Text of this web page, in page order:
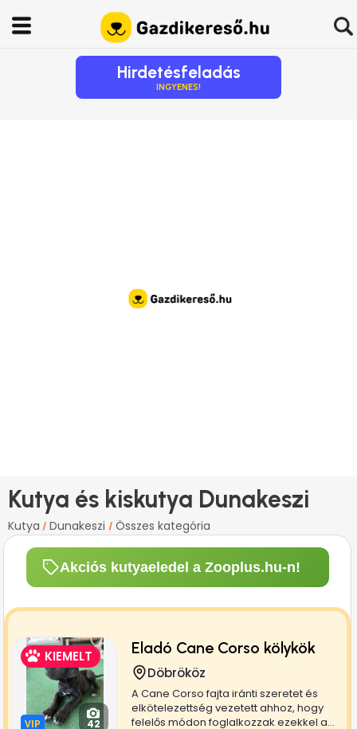
Hirdetésfeladás
INGYENES!
Kutya és kiskutya Dunakeszi
Kutya / Dunakeszi / Összes kategória
Akciós kutyaeledel a Zooplus.hu-n!
KIEMELT
VIP
VIP 42
Eladó Cane Corso kölykök
Döbrököz
A Cane Corso fajta iránti szeretet és
elkötelezettség vezetett ahhoz, hogy
felelős módon foglalkozzak ezekkel a...